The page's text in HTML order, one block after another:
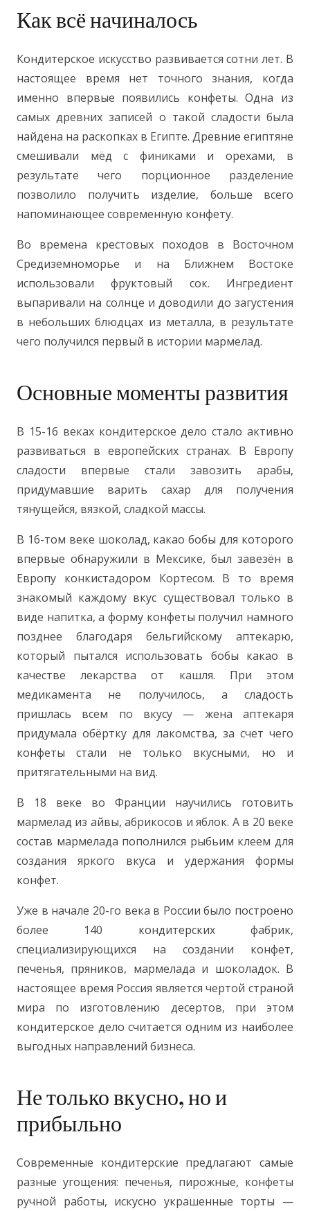
Как всё начиналось
Кондитерское искусство развивается сотни лет. В
настоящее время нет точного знания, когда
именно впервые появились конфеты. Одна из
самых древних записей о такой сладости была
найдена на раскопках в Египте. Древние египтяне
смешивали мёд с финиками и орехами, в
результате чего порционное разделение
позволило получить изделие, больше всего
напоминающее современную конфету.
Во времена крестовых походов в Восточном
Средиземноморье и на Ближнем Востоке
использовали фруктовый сок. Ингредиент
выпаривали на солнце и доводили до загустения
в небольших блюдцах из металла, в результате
чего получился первый в истории мармелад.
Основные моменты развития
В 15-16 веках кондитерское дело стало активно
развиваться в европейских странах. В Европу
сладости впервые стали завозить арабы,
придумавшие варить сахар для получения
тянущейся, вязкой, сладкой массы.
В 16-том веке шоколад, какао бобы для которого
впервые обнаружили в Мексике, был завезён в
Европу конкистадором Кортесом. В то время
знакомый каждому вкус существовал только в
виде напитка, а форму конфеты получил намного
позднее благодаря бельгийскому аптекарю,
который пытался использовать бобы какао в
качестве лекарства от кашля. При этом
медикамента не получилось, а сладость
пришлась всем по вкусу — жена аптекаря
придумала обёртку для лакомства, за счет чего
конфеты стали не только вкусными, но и
притягательными на вид.
В 18 веке во Франции научились готовить
мармелад из айвы, абрикосов и яблок. А в 20 веке
состав мармелада пополнился рыбьим клеем для
создания яркого вкуса и удержания формы
конфет.
Уже в начале 20-го века в России было построено
более 140 кондитерских фабрик,
специализирующихся на создании конфет,
печенья, пряников, мармелада и шоколадок. В
настоящее время Россия является чертой страной
мира по изготовлению десертов, при этом
кондитерское дело считается одним из наиболее
выгодных направлений бизнеса.
Не только вкусно, но и
прибыльно
Современные кондитерские предлагают самые
разные угощения: печенья, пирожные, конфеты
ручной работы, искусно украшенные торты —